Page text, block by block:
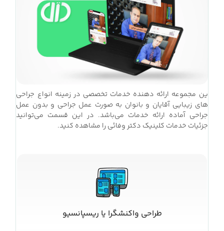
ین مجموعه ارائه دهنده خدمات تخصصی در زمینه انواع جراحی
های زیبایی آقایان و بانوان به صورت عمل جراحی و بدون عمل
جراحی آماده ارائه خدمات می‌باشد. در این قسمت می‌توانید
جزئیات خدمات کلینیک دکتر وفائی را مشاهده کنید.
طراحی واکنشگرا یا ریسپانسیو